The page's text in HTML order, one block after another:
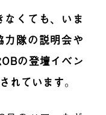
くても、いま
力隊の説明会や
の登壇イベン
れています。